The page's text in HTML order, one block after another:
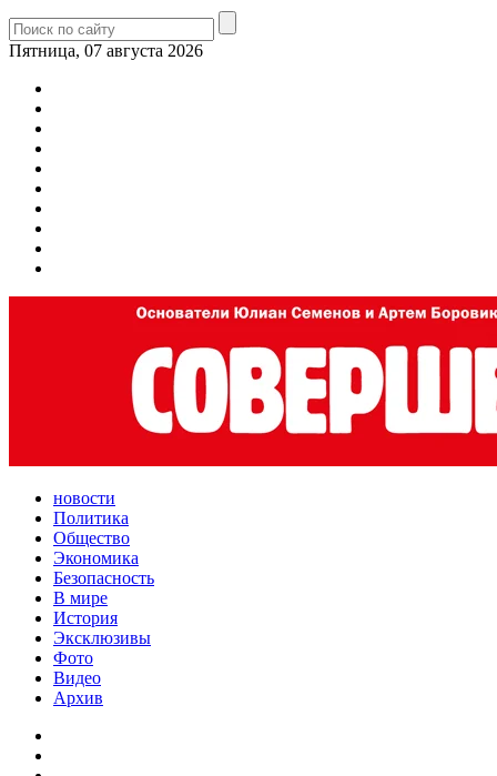
Пятница, 07 августа 2026
новости
Политика
Общество
Экономика
Безопасность
В мире
История
Эксклюзивы
Фото
Видео
Архив